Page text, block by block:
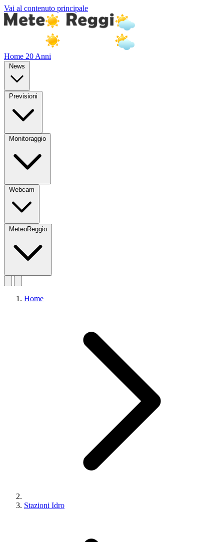
Vai al contenuto principale
Home 20 Anni
News
Previsioni
Monitoraggio
Webcam
MeteoReggio
Home
Stazioni Idro